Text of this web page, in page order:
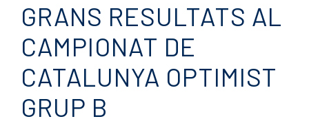
GRANS RESULTATS AL
CAMPIONAT DE
CATALUNYA OPTIMIST
GRUP B